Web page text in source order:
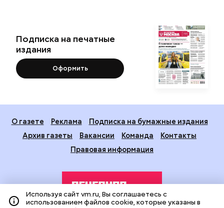
Подписка на печатные
издания
Оформить
О газете Реклама
Подписка на бумажные издания
Архив газеты
Вакансии Команда
Контакты
Правовая информация
Используя сайт vm.ru, Вы соглашаетесь с
использованием файлов cookie, которые указаны в